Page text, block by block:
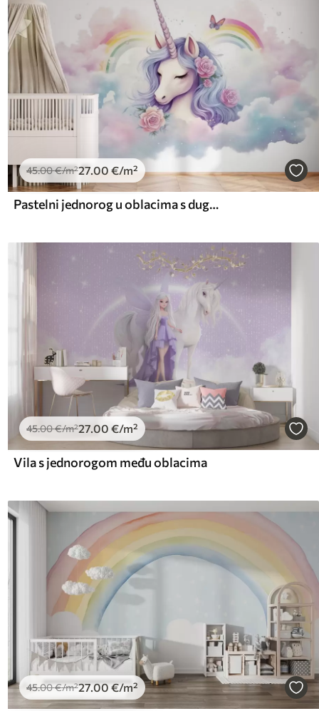
45.00€/m²27.00 €/m²
Pastelni jednorog u oblacima s dugom i ružama
45.00€/m²27.00 €/m²
Vila s jednorogom među oblacima
45.00€/m²27.00€/m²